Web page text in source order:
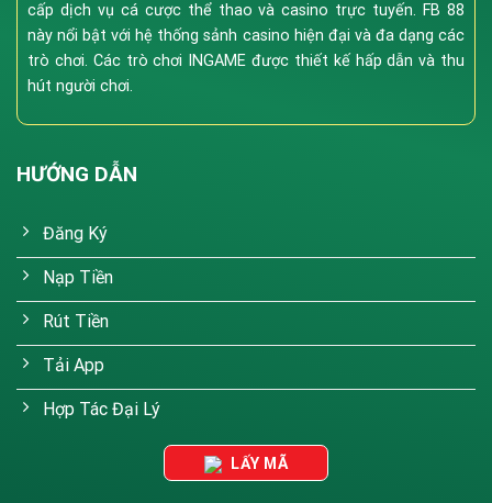
cấp dịch vụ cá cược thể thao và casino trực tuyến. FB 88
này nổi bật với hệ thống sảnh casino hiện đại và đa dạng các
trò chơi. Các trò chơi INGAME được thiết kế hấp dẫn và thu
hút người chơi.
HƯỚNG DẪN
Đăng Ký
Nạp Tiền
Rút Tiền
Tải App
Hợp Tác Đại Lý
LẤY MÃ